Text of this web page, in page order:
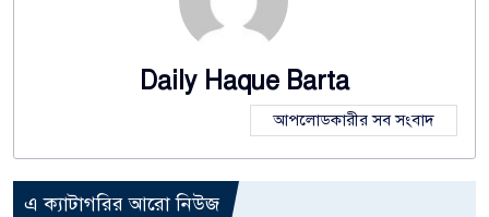
Daily Haque Barta
আপলোডকারীর সব সংবাদ
এ ক্যাটাগরির আরো নিউজ